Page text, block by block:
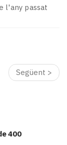
l'any passat
Següent >
400